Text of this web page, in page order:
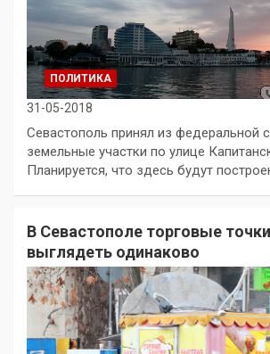
ПОЛИТИКА
31-05-2018
Севастополь принял из федеральной
земельные участки по улице
Планируется, что здесь будут
В Севастополе торговые
выглядеть одинаково